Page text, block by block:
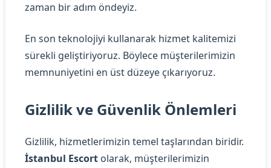
zaman bir adım öndeyiz.
En son teknolojiyi kullanarak hizmet kalitemizi
sürekli geliştiriyoruz. Böylece müşterilerimizin
memnuniyetini en üst düzeye çıkarıyoruz.
Gizlilik ve Güvenlik Önlemleri
Gizlilik, hizmetlerimizin temel taşlarından biridir.
İstanbul Escort olarak, müşterilerimizin